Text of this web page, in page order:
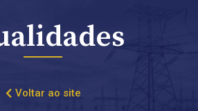
Voltar ao site